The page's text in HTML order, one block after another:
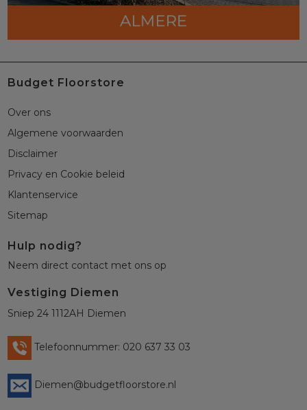
Budget Floorstore
Over ons
Algemene voorwaarden
Disclaimer
Privacy en Cookie beleid
Klantenservice
Sitemap
Hulp nodig?
Neem direct contact met ons op
Vestiging Diemen
Sniep 24 1112AH Diemen
Telefoonnummer: 020 637 33 03
Diemen@budgetfloorstore.nl